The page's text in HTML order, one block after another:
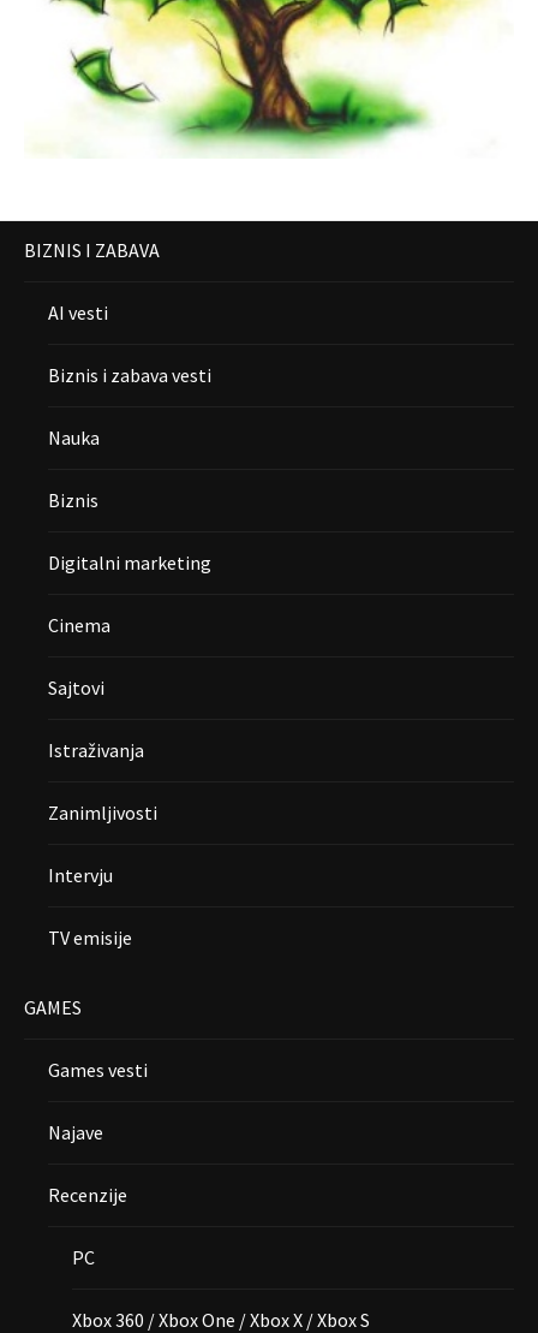
BIZNIS I ZABAVA
AI vesti
Biznis i zabava vesti
Nauka
Biznis
Digitalni marketing
Cinema
Sajtovi
Istraživanja
Zanimljivosti
Intervju
TV emisije
GAMES
Games vesti
Najave
Recenzije
PC
Xbox 360 / Xbox One / Xbox X / Xbox S